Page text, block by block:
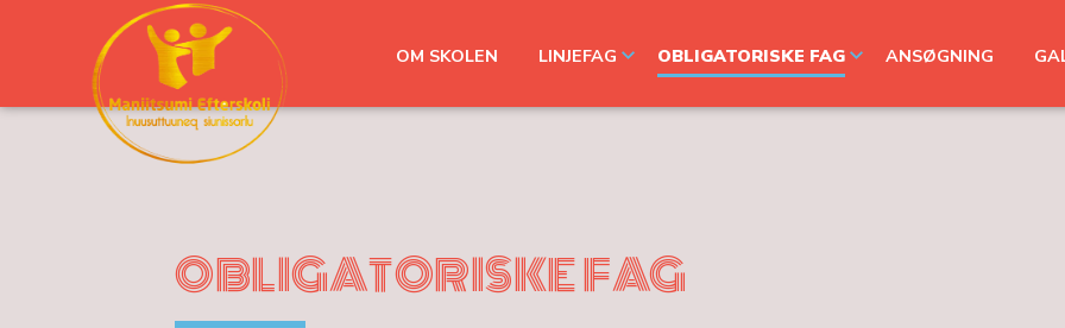
OM SKOLEN LINJEFAG OBLIGATORISKE FAG ANSØGNING
OBLIGATORISKE FAG